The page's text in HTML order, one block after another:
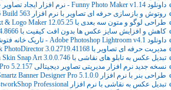
داونلود Funny Photo Maker v1.14 - نرم افزار ایجاد تصاویر جالب و تغییر عکسها
روتوش و بازسازی حرفه ای تصاویر با نرم افزار PhotoInstrument 5.6 Build 563
طراحی لوگو و متون سه بعدی با Aurora 3D Text & Logo Maker 12.05.25
کاهش و افزایش سایز عکس ها بدون افت کیفیت با AKVIS Magnifier 5.5.974.8666
داونلود Adobe Photoshop Lightroom v4.1 - تاریک خانه فتوشاپ
مدیریت حرفه ای تصاویر با CyberLink PhotoDirector 3.0.2719.41168
تبدیل عکس به تابلو های نقاشی با Alien Skin Snap Art 3.0.0.746
نسخه جدید نرم افزار مدیریتی تصاویر دیجیتالی ACDSee Pro 5.2.157
طراحی بنر با نرم افزار WebSmartz Banner Designer Pro 5.1.0.0
تبدیل عکس به نقاشی با نرم افزار PostworkShop Professional